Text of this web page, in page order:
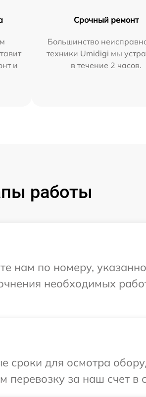
и
Срочный ремонт
Большинство
техники Umidigi мы
в течение 2 часов.
работы
нам по номеру,
необходимых
сроки для осмотра
за наш счет в